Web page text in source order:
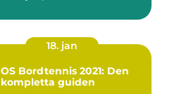
18. jan
OS Bordtennis 2021: Den
kompletta guiden